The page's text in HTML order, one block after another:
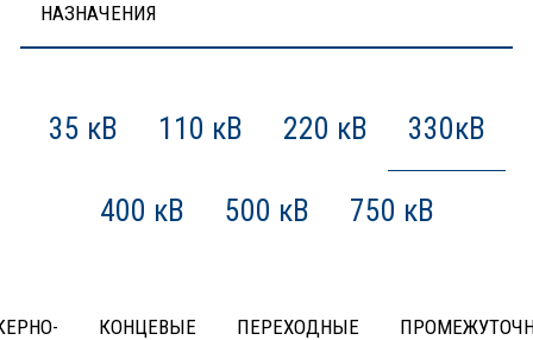
НАЗНАЧЕНИЯ
35 кВ 110 кВ 220 кВ 330кВ
400 кВ 500 кВ 750 кВ
КОНЦЕВЫЕ ПЕРЕХОДНЫЕ